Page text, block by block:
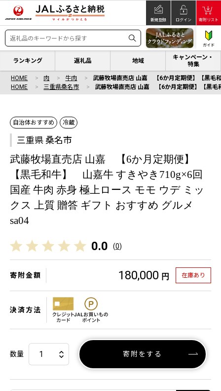
新規登録 ログイン 寄附リスト
ガイド
ランキング 返礼品 地域
キャンペーン・
特集
HOME 肉 牛肉
武藤牧場直売店 山嘉 【6か月定期便】【黒毛
HOME
三重県桑名市 武藤牧場直売店 山嘉 【6か月定期便】【黒毛
自治体おすすめ 冷蔵
三重県 桑名市
武藤牧場直売店 山嘉 【6か月定期便】
【黒毛和牛】 山嘉牛 すきやき710g×6回
国産 牛肉 赤身 極上ロース モモ ウデ ミッ
クス 上質 贈答 ギフト おすすめ グルメ
sa04
0.0 (0)
寄附金額 180,000 円 在庫あり
決済方法
数量 寄附をする